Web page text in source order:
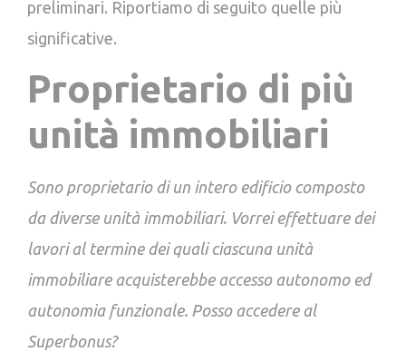
preliminari. Riportiamo di seguito quelle più
significative.
Proprietario di più
unità immobiliari
Sono proprietario di un intero edificio composto
da diverse unità immobiliari. Vorrei effettuare dei
lavori al termine dei quali ciascuna unità
immobiliare acquisterebbe accesso autonomo ed
autonomia funzionale. Posso accedere al
Superbonus?